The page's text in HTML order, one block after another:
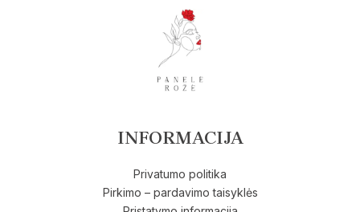
INFORMACIJA
Privatumo politika
Pirkimo – pardavimo taisyklės